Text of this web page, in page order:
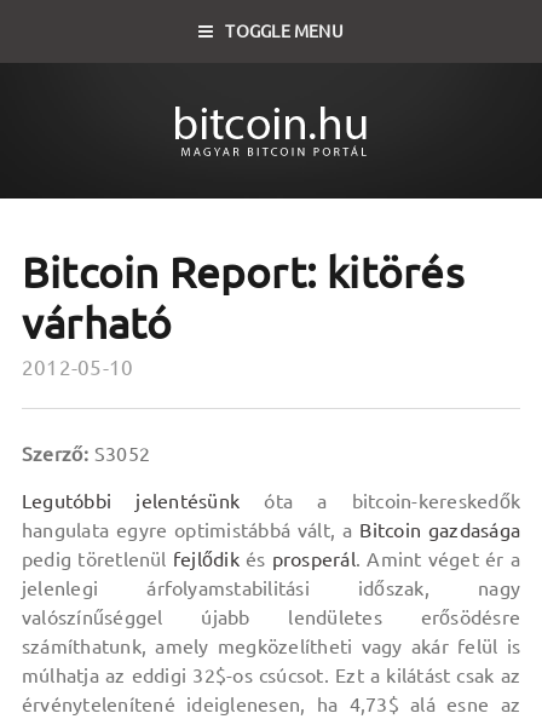
TOGGLE MENU
Bitcoin Report: kitörés
várható
2012-05-10
Szerző: S3052
Legutóbbi jelentésünk óta a bitcoin-kereskedők
hangulata egyre optimistábbá vált, a Bitcoin gazdasága
pedig töretlenül fejlődikés prosperál. Amint véget ér a
jelenlegi árfolyamstabilitási időszak, nagy
valószínűséggel újabb lendületes erősödésre
számíthatunk, amely megközelítheti vagy akár felül is
múlhatja az eddigi 32$-os csúcsot. Ezt a kilátást csak az
érvénytelenítené ideiglenesen, ha 4,73$ alá esne az